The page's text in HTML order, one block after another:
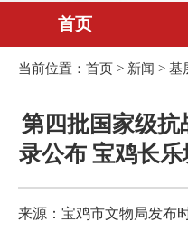
首页
当前位置： 首页 > 新闻 > 基
第四批国家级抗
录公布 宝鸡长
来源：宝鸡市文物局发布